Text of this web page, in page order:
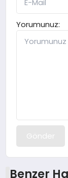
Yorumunuz:
Gönder
Benzer